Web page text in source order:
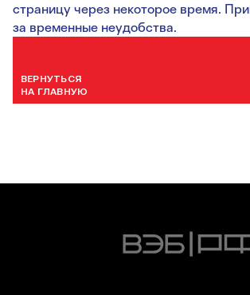
страницу через некоторое время.
за временные неудобства.
ВЕРНУТЬСЯ
НА ГЛАВНУЮ